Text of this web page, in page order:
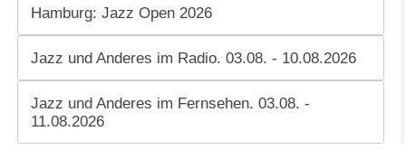
Hamburg: Jazz Open 2026
Jazz und Anderes im Radio. 03.08. - 10.08.2026
Jazz und Anderes im Fernsehen. 03.08. -
11.08.2026